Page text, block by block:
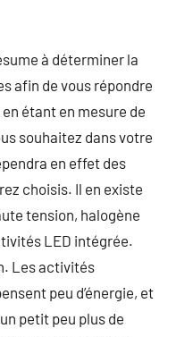
à déterminer la
afin de vous répondre
étant en mesure de
souhaitez dans votre
en effet des
choisis. Il en existe
tension, halogène
LED intégrée.
Les activités
peu d’énergie, et
petit peu plus de